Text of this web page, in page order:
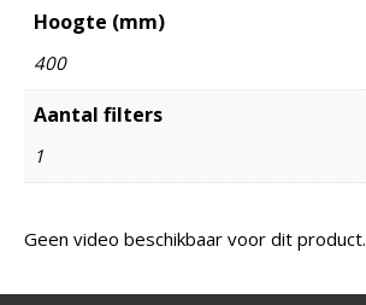
Hoogte (mm)
400
Aantal filters
1
Geen video beschikbaar voor dit product.